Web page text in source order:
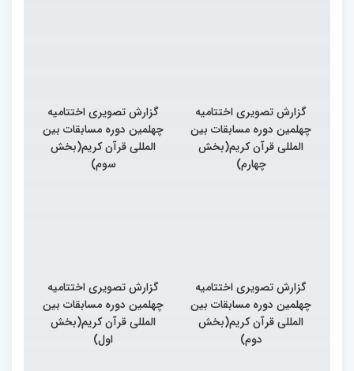
گزارش تصویری اختتامیه
چهلمین دوره مسابقات بین
المللی قرآن کریم(بخش
چهارم)
گزارش تصویری اختتامیه
چهلمین دوره مسابقات بین
المللی قرآن کریم(بخش
سوم)
گزارش تصویری اختتامیه
چهلمین دوره مسابقات بین
المللی قرآن کریم(بخش
دوم)
گزارش تصویری اختتامیه
چهلمین دوره مسابقات بین
المللی قرآن کریم(بخش
اول)